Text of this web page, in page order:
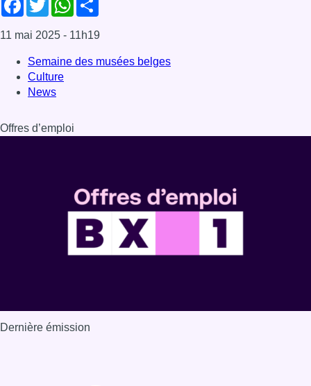
11 mai 2025 - 11h19
Semaine des musées belges
Culture
News
Offres d’emploi
Dernière émission